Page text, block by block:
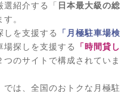
紹介する「 日本最大級の総
。
しを支援する
「月極駐車場検
場探しを支援する
「時間貸し
つのサイトで構成されていま
では、全国のおトクな月極駐